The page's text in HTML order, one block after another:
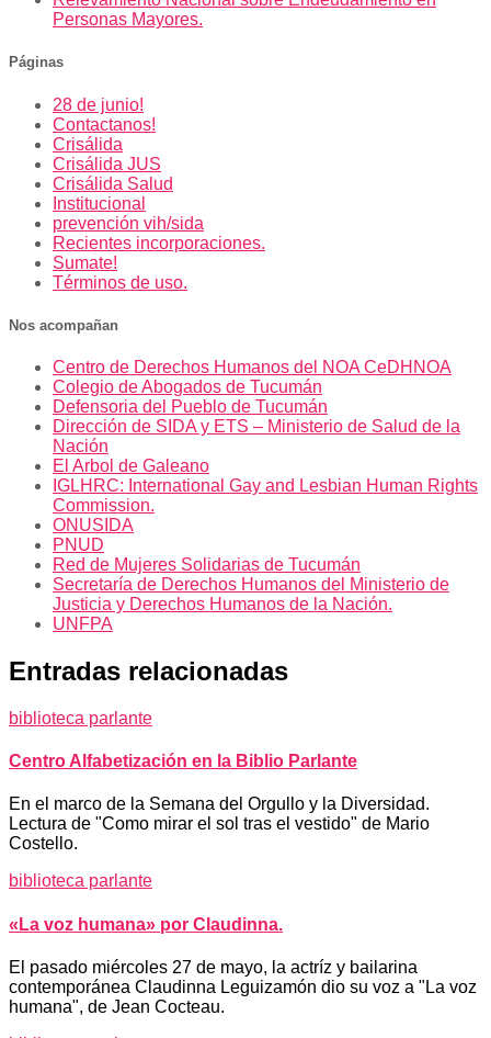
Personas Mayores.
Páginas
28 de junio!
Contactanos!
Crisálida
Crisálida JUS
Crisálida Salud
Institucional
prevención vih/sida
Recientes incorporaciones.
Sumate!
Términos de uso.
Nos acompañan
Centro de Derechos Humanos del NOA CeDHNOA
Colegio de Abogados de Tucumán
Defensoria del Pueblo de Tucumán
Dirección de SIDA y ETS – Ministerio de Salud de la
Nación
El Arbol de Galeano
IGLHRC: International Gay and Lesbian Human Rights
Commission.
ONUSIDA
PNUD
Red de Mujeres Solidarias de Tucumán
Secretaría de Derechos Humanos del Ministerio de
Justicia y Derechos Humanos de la Nación.
UNFPA
Entradas relacionadas
biblioteca parlante
Centro Alfabetización en la Biblio Parlante
En el marco de la Semana del Orgullo y la Diversidad.
Lectura de "Como mirar el sol tras el vestido" de Mario
Costello.
biblioteca parlante
«La voz humana» por Claudinna.
El pasado miércoles 27 de mayo, la actríz y bailarina
contemporánea Claudinna Leguizamón dio su voz a "La voz
humana", de Jean Cocteau.